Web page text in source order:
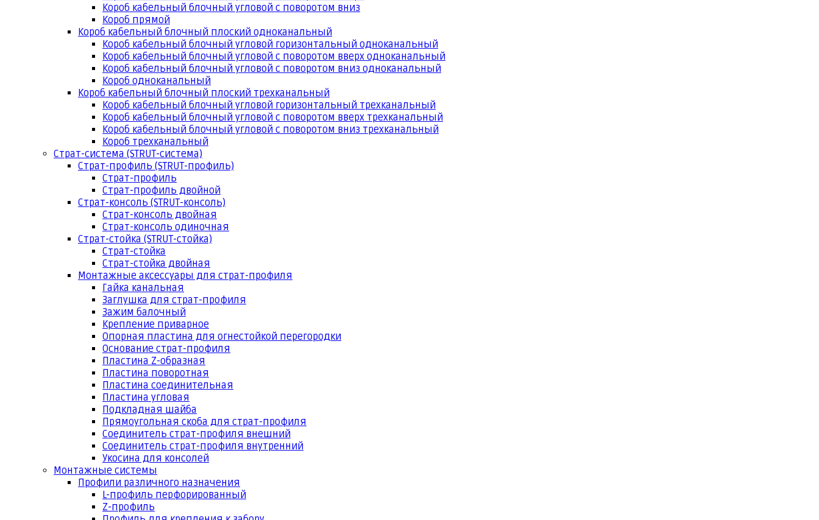
Короб кабельный блочный угловой с поворотом вниз
Короб прямой
Короб кабельный блочный плоский одноканальный
Короб кабельный блочный угловой горизонтальный одноканальный
Короб кабельный блочный угловой с поворотом вверх одноканальный
Короб кабельный блочный угловой с поворотом вниз одноканальный
Короб одноканальный
Короб кабельный блочный плоский трехканальный
Короб кабельный блочный угловой горизонтальный трехканальный
Короб кабельный блочный угловой с поворотом вверх трехканальный
Короб кабельный блочный угловой с поворотом вниз трехканальный
Короб трехканальный
Страт-система (STRUT-система)
Страт-профиль (STRUT-профиль)
Страт-профиль
Страт-профиль двойной
Страт-консоль (STRUT-консоль)
Страт-консоль двойная
Страт-консоль одиночная
Страт-стойка (STRUT-стойка)
Страт-стойка
Страт-стойка двойная
Монтажные аксессуары для страт-профиля
Гайка канальная
Заглушка для страт-профиля
Зажим балочный
Крепление приварное
Опорная пластина для огнестойкой перегородки
Основание страт-профиля
Пластина Z-образная
Пластина поворотная
Пластина соединительная
Пластина угловая
Подкладная шайба
Прямоугольная скоба для страт-профиля
Соединитель страт-профиля внешний
Соединитель страт-профиля внутренний
Укосина для консолей
Монтажные системы
Профили различного назначения
L-профиль перфорированный
Z-профиль